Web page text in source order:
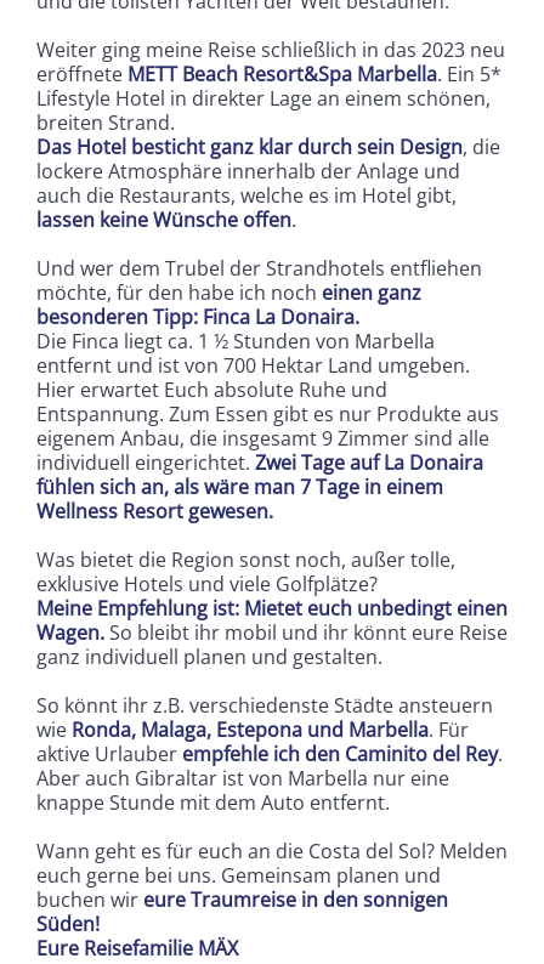
Weiter ging meine Reise schließlich in das 2023 neu
eröffnete METT Beach Resort&Spa Marbella. Ein 5*
Lifestyle Hotel in direkter Lage an einem schönen,
breiten Strand.
Das Hotel besticht ganz klar durch sein Design, die
lockere Atmosphäre innerhalb der Anlage und
auch die Restaurants, welche es im Hotel gibt,
lassen keine Wünsche offen.
Und wer dem Trubel der Strandhotels entfliehen
möchte, für den habe ich noch einen ganz
besonderen Tipp: Finca La Donaira.
Die Finca liegt ca. 1 ½ Stunden von Marbella
entfernt und ist von 700 Hektar Land umgeben.
Hier erwartet Euch absolute Ruhe und
Entspannung. Zum Essen gibt es nur Produkte aus
eigenem Anbau, die insgesamt 9 Zimmer sind alle
individuell eingerichtet. Zwei Tage auf La Donaira
fühlen sich an, als wäre man 7 Tage in einem
Wellness Resort gewesen.
Was bietet die Region sonst noch, außer tolle,
exklusive Hotels und viele Golfplätze?
Meine Empfehlung ist: Mietet euch unbedingt einen
Wagen.So bleibt ihr mobil und ihr könnt eure Reise
ganz individuell planen und gestalten.
So könnt ihr z.B. verschiedenste Städte ansteuern
wie Ronda, Malaga, Estepona und Marbella. Für
aktive Urlauber empfehle ich den Caminito del Rey.
Aber auch Gibraltar ist von Marbella nur eine
knappe Stunde mit dem Auto entfernt.
Wann geht es für euch an die Costa del Sol? Melden
euch gerne bei uns. Gemeinsam planen und
buchen wir eure Traumreise in den sonnigen
Süden!
Eure Reisefamilie MÄX